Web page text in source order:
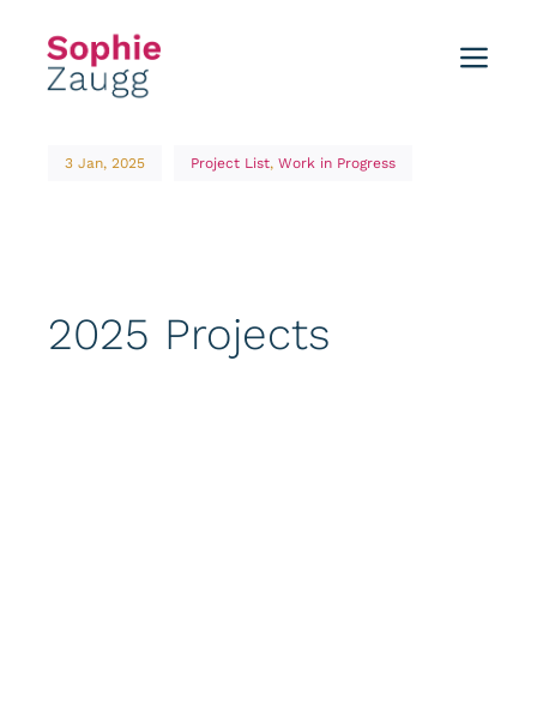
content
Portfolio
3 Jan, 2025 Project List, Work in Progress
2025 Projects